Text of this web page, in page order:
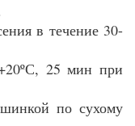
в течение 30-
25 мин при
по сухому